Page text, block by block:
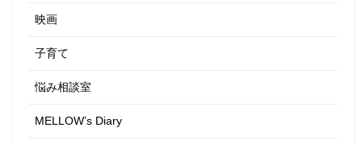
映画
子育て
悩み相談室
MELLOW’s Diary